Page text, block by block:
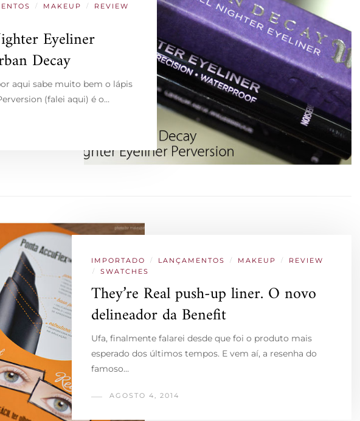
/ MAKEUP / REVIEW
Eyeliner
Decay
aqui sabe muito bem o lápis
(falei aqui) é o…
IMPORTADO / LANÇAMENTOS / MAKEUP / REVIEW
/ SWATCHES
They’re Real push-up liner. O novo
delineador da Benefit
Ufa, finalmente falarei desde que foi o produto mais
esperado dos últimos tempos. E vem aí, a resenha do
famoso…
AGOSTO 4, 2014